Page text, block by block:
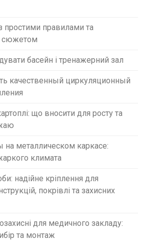
з простими правилами та
сюжетом
басейн і тренажерний зал
качественный циркуляционный
що вносити для росту та
на металлическом каркасе:
климата
надійне кріплення для
покрівлі та захисних
для медичного закладу:
та монтаж